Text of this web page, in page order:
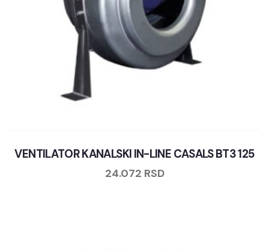
VENTILATOR KANALSKI IN-LINE CASALS BT3 125
24.072 RSD